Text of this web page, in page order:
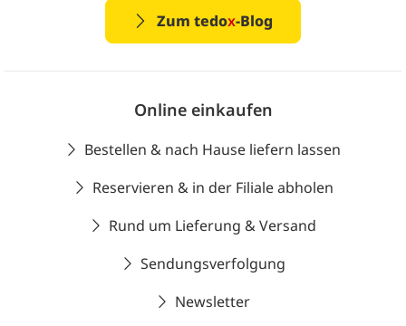
Zum tedox-Blog
Online einkaufen
Bestellen & nach Hause liefern lassen
Reservieren & in der Filiale abholen
Rund um Lieferung & Versand
Sendungsverfolgung
Newsletter